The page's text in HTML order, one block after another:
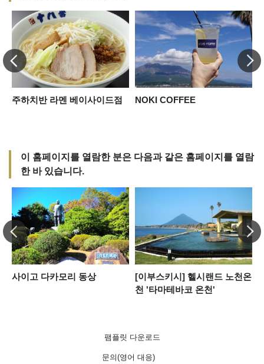
주하치반 라멘 베이사이드점 NOKI COFFEE
이 홈페이지를 열람한 분은 다음과 같은 홈페이지를 열람
한 바 있습니다.
사이고 다카모리 동상
[이부스키시] 헬시랜드 노천온
천 '타마테바코 온천'
팸플릿 다운로드
문의(영어 대응)